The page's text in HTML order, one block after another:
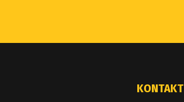
KONTAKT